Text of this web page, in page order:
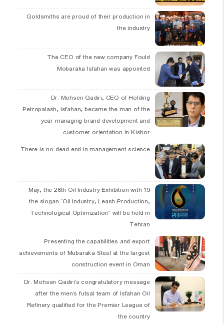
Goldsmiths are proud of their production in
the industry
The CEO of the new company Fould
Mobaraka Isfahan was appointed
Dr. Mohsen Qadiri, CEO of Holding
Petropalash, Isfahan, became the man of the
year managing brand development and
customer orientation in Kishor
There is no dead end in management science
19 May, the 28th Oil Industry Exhibition with
the slogan “Oil Industry, Leash Production,
Technological Optimization” will be held in
Tehran
Presenting the capabilities and export
achievements of Mubaraka Steel at the largest
construction event in Oman
Dr. Mohsen Qadiri’s congratulatory message
after the men’s futsal team of Isfahan Oil
Refinery qualified for the Premier League of
the country